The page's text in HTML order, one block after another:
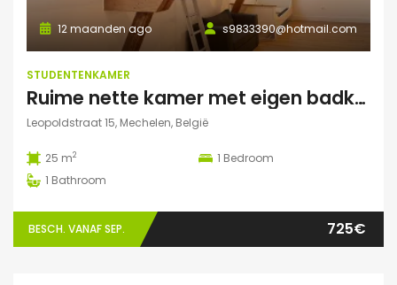
s9833390@hotmail.com
12 maanden ago
STUDENTENKAMER
Ruime nette kamer met eigen badkamer en veel lichtinval
Leopoldstraat 15, Mechelen, België
25 m2 1 Bedroom
1 Bathroom
BESCH. VANAF SEP. 725€